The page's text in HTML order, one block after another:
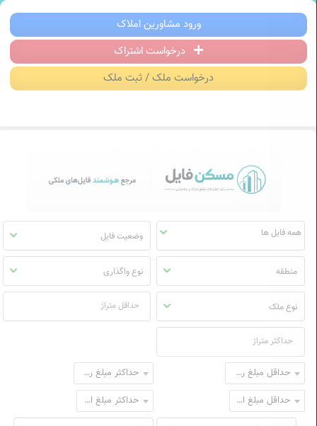
مسکن فایل | خرید، فروش، رهن و اجاره
ورود مشاورین املاک
درخواست اشتراک
درخواست ملک / ثبت ملک
مسکن
فایل
وضعیت فایل
منطقه نوع واگذاری
نوع ملک
حداقل مبلغ رهن
حداکثر مبلغ رهن
حداقل مبلغ اجاره
حداکثر مبلغ اجاره